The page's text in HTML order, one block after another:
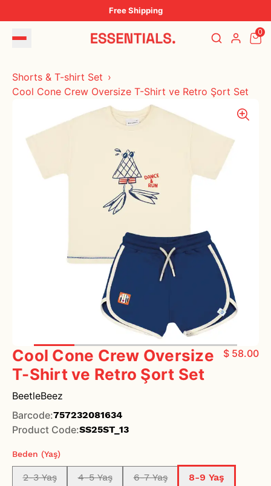
Free Shipping
0
Shorts & T-shirt Set
Cool Cone Crew Oversize T-Shirt ve Retro Şort Set
Cool Cone Crew Oversize
T-Shirt ve Retro Şort Set
$ 58.00
BeetleBeez
Barcode:757232081634
Product Code:SS25ST_13
Beden (Yaş)
2-3 Yaş 4-5 Yaş 6-7 Yaş
8-9 Yaş